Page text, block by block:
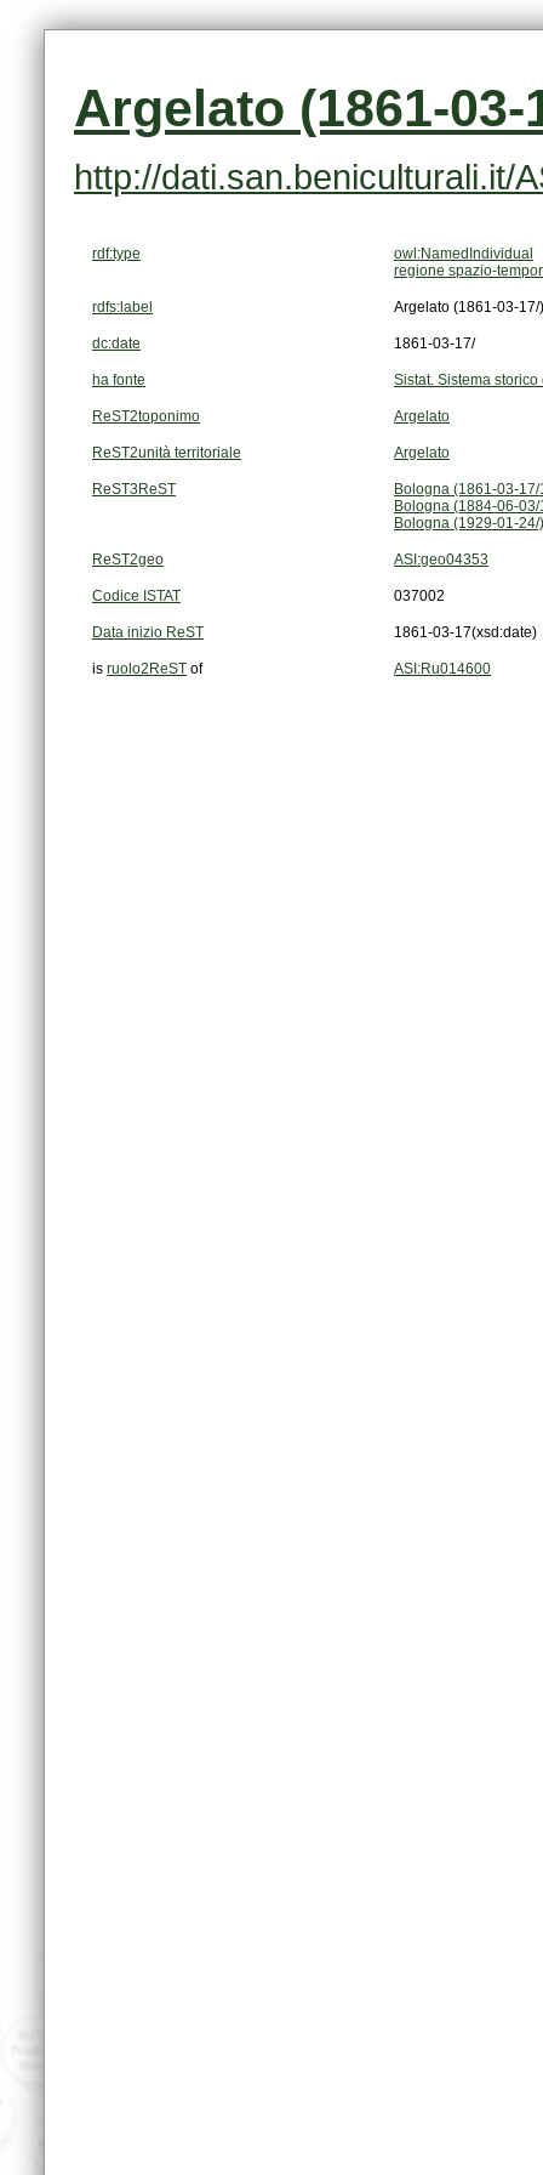
Argelato (1861-03-
http://dati.san.beniculturali.it/
rdf:type
owl:NamedIndividual
regione spazio-
rdfs:label Argelato (1861-03-17/)
dc:date 1861-03-17/
ha fonte Sistat. Sistema
ReST2toponimo Argelato
ReST2unità territoriale Argelato
ReST3ReST
Bologna (1861-03-
Bologna (1884-06-
Bologna (1929-01-24/)
ReST2geo ASI:geo04353
Codice ISTAT 037002
Data inizio ReST 1861-03-17(xsd:date)
is ruolo2ReST of ASI:Ru014600